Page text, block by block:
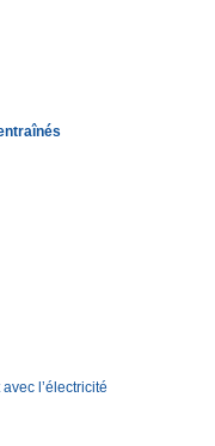
l’électricité